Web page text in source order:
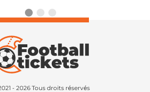
- 2026 Tous droits réservés